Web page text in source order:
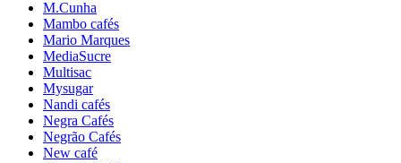
M.Cunha
Mambo cafés
Mario Marques
MediaSucre
Multisac
Mysugar
Nandi cafés
Negra Cafés
Negrão Cafés
New café